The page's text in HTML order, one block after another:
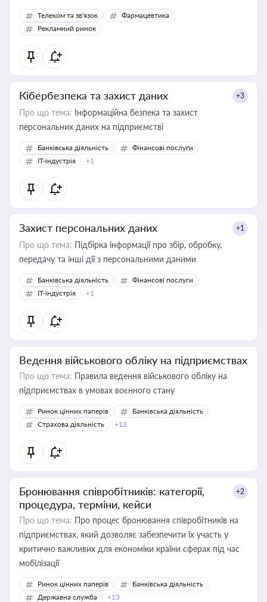
Телеком та зв'язок
Фармацевтика
Рекламний ринок
Кібербезпека та захист даних +3
Про що тема: Інформаційна безпека та захист
персональних даних на підприємстві
Банківська діяльність
Фінансові послуги
IT-індустрія
+1
Захист персональних даних +1
Про що тема: Підбірка інформації про збір, обробку,
передачу та інші дії з персональними даними
Банківська діяльність
Фінансові послуги
IT-індустрія
+1
Ведення військового обліку на підприємствах
Про що тема: Правила ведення військового обліку на
підприємствах в умовах воєнного стану
Ринок цінних паперів
Банківська діяльність
Страхова діяльність
+12
Бронювання співробітників: категорії,
процедура, терміни, кейси
+2
Про що тема: Про процес бронювання співробітників на
підприємствах, який дозволяє забезпечити їх участь у
критично важливих для економіки країни сферах під час
мобілізації
Ринок цінних паперів
Банківська діяльність
Державна служба
+13